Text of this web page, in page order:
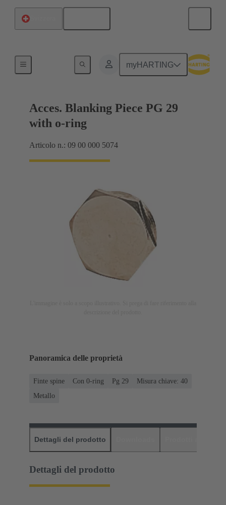
myHARTING
Acces. Blanking Piece PG 29
with o-ring
Articolo n.: 09 00 000 5074
Panoramica delle proprietà
Finte spine Con 0-ring Pg 29
Misura chiave: 40
Metallo
Dettagli del prodotto
Dettagli del prodotto